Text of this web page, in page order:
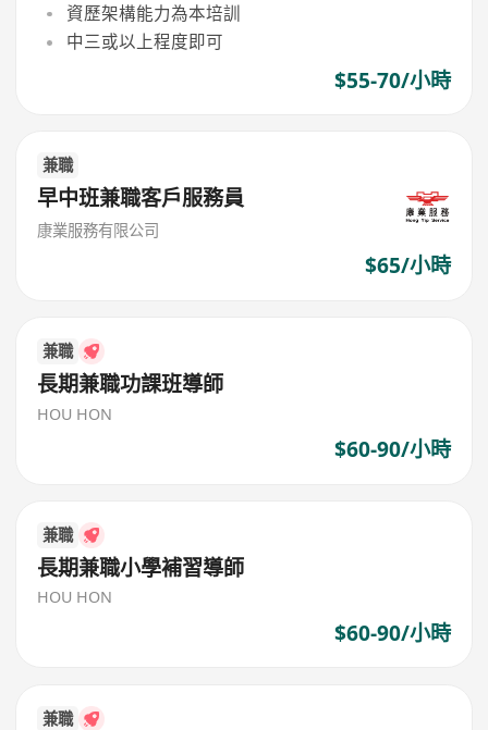
資歷架構能力為本培訓
中三或以上程度即可
$55-70/小時
兼職
早中班兼職客戶服務員
康業服務有限公司
$65/小時
兼職
長期兼職功課班導師
HOU HON
$60-90/小時
兼職
長期兼職小學補習導師
HOU HON
$60-90/小時
兼職